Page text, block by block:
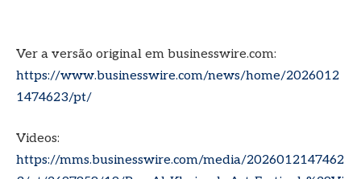
Ver a versão original em businesswire.com:
https://www.businesswire.com/news/home/2026012
1474623/pt/
Videos:
https://mms.businesswire.com/media/2026012147462